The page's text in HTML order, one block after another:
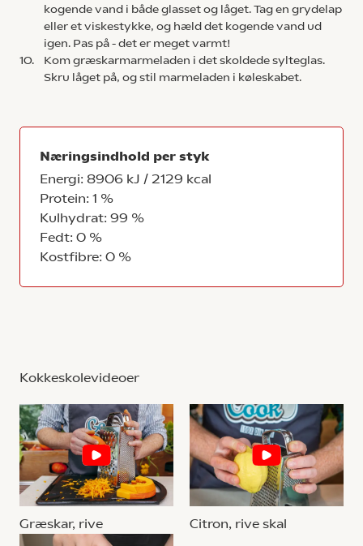
kogende vand i både glasset og låget. Tag en grydelap
eller et viskestykke, og hæld det kogende vand ud
igen. Pas på - det er meget varmt!
10.
Kom græskarmarmeladen i det skoldede sylteglas.
Skru låget på, og stil marmeladen i køleskabet.
Næringsindhold per styk
Energi: 8906 kJ / 2129 kcal
Protein: 1 %
Kulhydrat: 99 %
Fedt: 0 %
Kostfibre: 0 %
Kokkeskolevideoer
Græskar, rive Citron, rive skal